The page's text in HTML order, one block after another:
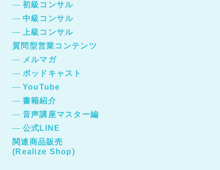
初級コンサル
中級コンサル
上級コンサル
質問型営業コンテンツ
メルマガ
ポッドキャスト
YouTube
書籍紹介
音声講座マスター編
公式LINE
関連商品販売
(Realize Shop)